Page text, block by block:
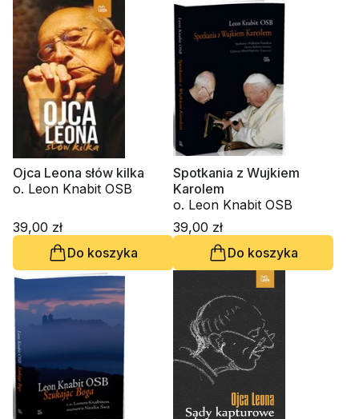
Ojca Leona słów kilka
o. Leon Knabit OSB
39,00 zł
Do koszyka
Spotkania z Wujkiem
Karolem
o. Leon Knabit OSB
39,00 zł
Do koszyka